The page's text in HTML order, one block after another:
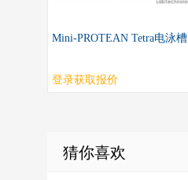
Mini-PROTEAN Tetra电泳槽
登录获取报价
猜你喜欢